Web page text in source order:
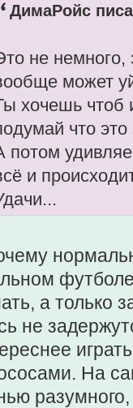
ДимаРойс
не немного,
может
хочешь чтоб
что
потом
и
а только
не
На